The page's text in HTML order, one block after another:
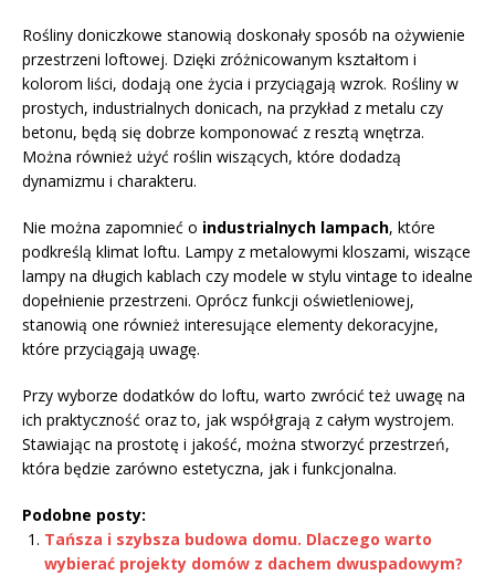
Rośliny doniczkowe stanowią doskonały sposób na ożywienie
przestrzeni loftowej. Dzięki zróżnicowanym kształtom i
kolorom liści, dodają one życia i przyciągają wzrok. Rośliny w
prostych, industrialnych donicach, na przykład z metalu czy
betonu, będą się dobrze komponować z resztą wnętrza.
Można również użyć roślin wiszących, które dodadzą
dynamizmu i charakteru.
Nie można zapomnieć o industrialnych lampach, które
podkreślą klimat loftu. Lampy z metalowymi kloszami, wiszące
lampy na długich kablach czy modele w stylu vintage to idealne
dopełnienie przestrzeni. Oprócz funkcji oświetleniowej,
stanowią one również interesujące elementy dekoracyjne,
które przyciągają uwagę.
Przy wyborze dodatków do loftu, warto zwrócić też uwagę na
ich praktyczność oraz to, jak współgrają z całym wystrojem.
Stawiając na prostotę i jakość, można stworzyć przestrzeń,
która będzie zarówno estetyczna, jak i funkcjonalna.
Podobne posty:
Tańsza i szybsza budowa domu. Dlaczego warto
wybierać projekty domów z dachem dwuspadowym?